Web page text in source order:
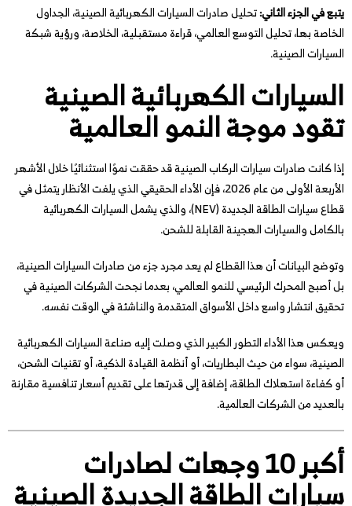
يتبع في الجزء الثاني:تحليل صادرات السيارات الكهربائية الصينية، الجداول
الخاصة بها، تحليل التوسع العالمي، قراءة مستقبلية، الخلاصة، ورؤية شبكة
السيارات الصينية.
السيارات الكهربائية الصينية
تقود موجة النمو العالمية
إذا كانت صادرات سيارات الركاب الصينية قد حققت نموًا استثنائيًا خلال الأشهر
الأربعة الأولى من عام 2026، فإن الأداء الحقيقي الذي يلفت الأنظار يتمثل في
قطاع سيارات الطاقة الجديدة (NEV)، والذي يشمل السيارات الكهربائية
بالكامل والسيارات الهجينة القابلة للشحن.
وتوضح البيانات أن هذا القطاع لم يعد مجرد جزء من صادرات السيارات الصينية،
بل أصبح المحرك الرئيسي للنمو العالمي، بعدما نجحت الشركات الصينية في
تحقيق انتشار واسع داخل الأسواق المتقدمة والناشئة في الوقت نفسه.
ويعكس هذا الأداء التطور الكبير الذي وصلت إليه صناعة السيارات الكهربائية
الصينية، سواء من حيث البطاريات، أو أنظمة القيادة الذكية، أو تقنيات الشحن،
أو كفاءة استهلاك الطاقة، إضافة إلى قدرتها على تقديم أسعار تنافسية مقارنة
بالعديد من الشركات العالمية.
أكبر 10 وجهات لصادرات
سيارات الطاقة الجديدة الصينية